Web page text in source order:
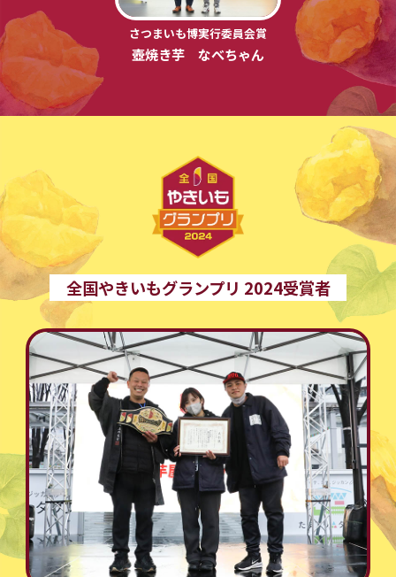
さつまいも博実行委員会賞
壺焼き芋 なべちゃん
全国やきいもグランプリ 2024受賞者